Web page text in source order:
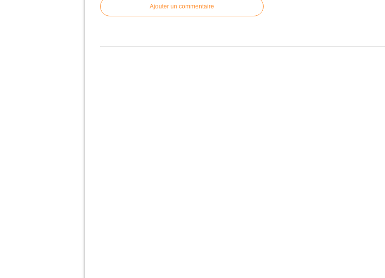
Ajouter un commentaire